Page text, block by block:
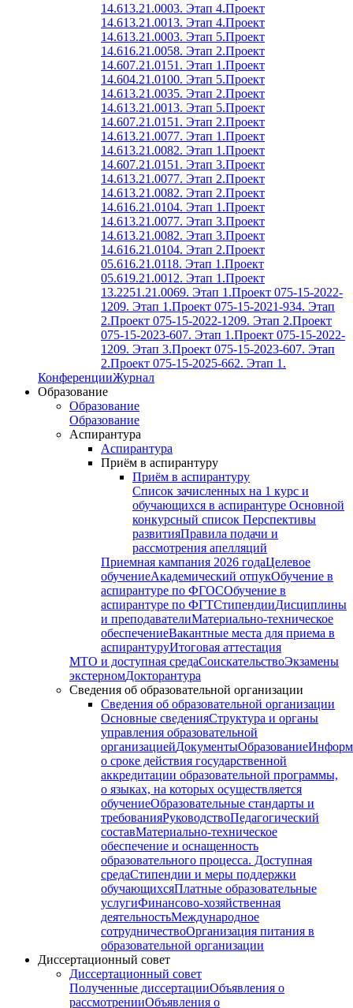
14.613.21.0003. Этап 4.Проект
14.613.21.0013. Этап 4.Проект
14.613.21.0003. Этап 5.Проект
14.616.21.0058. Этап 2.Проект
14.607.21.0151. Этап 1.Проект
14.604.21.0100. Этап 5.Проект
14.613.21.0035. Этап 2.Проект
14.613.21.0013. Этап 5.Проект
14.607.21.0151. Этап 2.Проект
14.613.21.0077. Этап 1.Проект
14.613.21.0082. Этап 1.Проект
14.607.21.0151. Этап 3.Проект
14.613.21.0077. Этап 2.Проект
14.613.21.0082. Этап 2.Проект
14.616.21.0104. Этап 1.Проект
14.613.21.0077. Этап 3.Проект
14.613.21.0082. Этап 3.Проект
14.616.21.0104. Этап 2.Проект
05.616.21.0118. Этап 1.Проект
05.619.21.0012. Этап 1.Проект
13.2251.21.0069. Этап 1.Проект 075-15-2022-
1209. Этап 1.Проект 075-15-2021-934. Этап
2.Проект 075-15-2022-1209. Этап 2.Проект
075-15-2023-607. Этап 1.Проект 075-15-2022-
1209. Этап 3.Проект 075-15-2023-607. Этап
2.Проект 075-15-2025-662. Этап 1.
КонференцииЖурнал
Образование
Образование
Образование
Аспирантура
Аспирантура
Приём в аспирантуру
Приём в аспирантуру
Список зачисленных на 1 курс и
обучающихся в аспирантуре Основной
конкурсный список Перспективы
развитияПравила подачи и
рассмотрения апелляций
Приемная кампания 2026 годаЦелевое
обучениеАкадемический отпукОбучение в
аспирантуре по ФГОСОбучение в
аспирантуре по ФГТСтипендииДисциплины
и преподавателиМатериально-техническое
обеспечениеВакантные места для приема в
аспирантуруИтоговая аттестация
МТО и доступная средаСоискательствоЭкзамены
экстерномДокторантура
Сведения об образовательной организации
Сведения об образовательной организации
Основные сведенияСтруктура и органы
управления образовательной
организациейДокументыОбразование
о сроке действия государственной
аккредитации образовательной программы,
о языках, на которых осуществляется
обучениеОбразовательные стандарты и
требованияРуководствоПедагогический
составМатериально-техническое
обеспечение и оснащенность
образовательного процесса. Доступная
средаСтипендии и меры поддержки
обучающихсяПлатные образовательные
услугиФинансово-хозяйственная
деятельностьМеждународное
сотрудничествоОрганизация питания в
образовательной организации
Диссертационный совет
Диссертационный совет
Полученные диссертацииОбъявления о
рассмотренииОбъявления о